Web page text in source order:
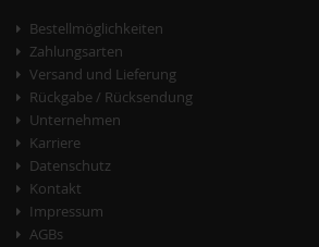
Bestellmöglichkeiten
Zahlungsarten
Versand und Lieferung
Rückgabe / Rücksendung
Unternehmen
Karriere
Datenschutz
Kontakt
Impressum
AGBs